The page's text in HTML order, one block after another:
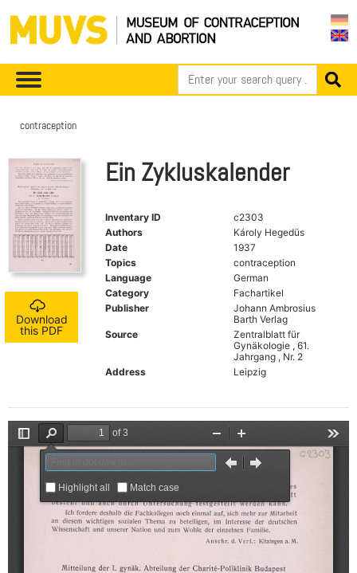
contraception
Download
this PDF
Ein Zykluskalender
Inventary ID
c2303
Authors
Károly Hegedüs
Date
1937
Topics
contraception
Language
German
Category
Fachartikel
Publisher
Johann Ambrosius
Barth Verlag
Source
Zentralblatt für
Gynäkologie , 61.
Jahrgang , Nr. 2
Address
Leipzig